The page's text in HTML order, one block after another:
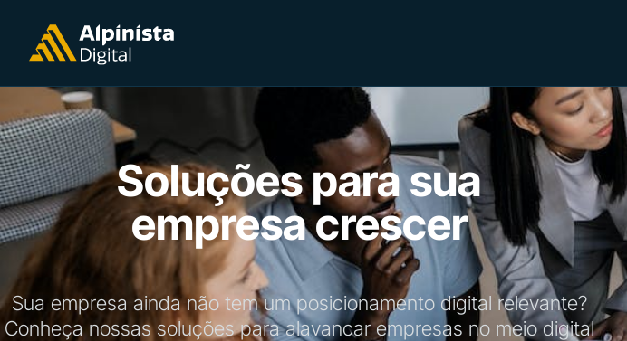
Soluções para sua
empresa crescer
Sua empresa ainda não tem um posicionamento digital relevante?
Conheça nossas soluções para alavancar empresas no meio digital